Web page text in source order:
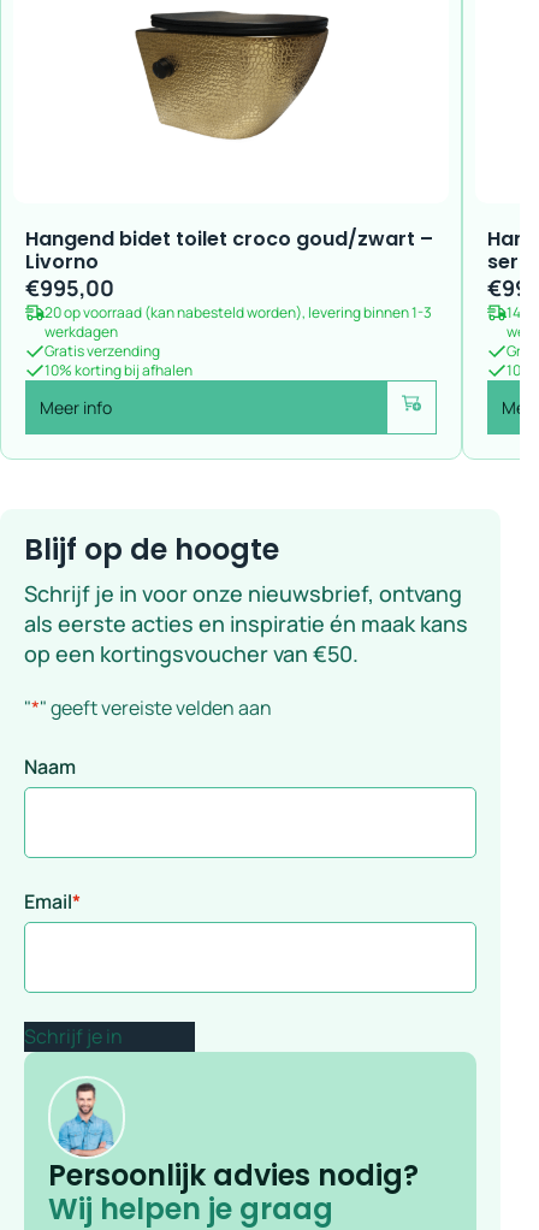
Hangend bidet toilet croco goud/zwart –
Livorno
€995,00
20 op voorraad (kan nabesteld worden), levering binnen 1-3
werkdagen
Gratis verzending
10% korting bij afhalen
Meer info Voeg toe
€
14
Blijf op de hoogte
Schrijf je in voor onze nieuwsbrief, ontvang
als eerste acties en inspiratie én maak kans
op een kortingsvoucher van €50.
"*" geeft vereiste velden aan
Naam
Email*
Persoonlijk advies nodig?
Wij helpen je graag